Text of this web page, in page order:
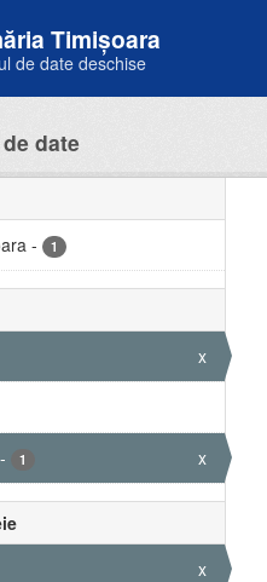
Timișoara
de date deschise
date
- 1
x
- 1 x
x